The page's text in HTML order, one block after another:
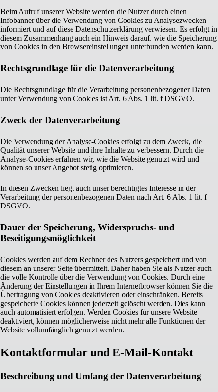
Beim Aufruf unserer Website werden die Nutzer durch einen
Infobanner über die Verwendung von Cookies zu Analysezwecken
informiert und auf diese Datenschutzerklärung verwiesen. Es erfolgt in
diesem Zusammenhang auch ein Hinweis darauf, wie die Speicherung
von Cookies in den Browsereinstellungen unterbunden werden kann.
Rechtsgrundlage für die Datenverarbeitung
Die Rechtsgrundlage für die Verarbeitung personenbezogener Daten
unter Verwendung von Cookies ist Art. 6 Abs. 1 lit. f DSGVO.
Zweck der Datenverarbeitung
Die Verwendung der Analyse-Cookies erfolgt zu dem Zweck, die
Qualität unserer Website und ihre Inhalte zu verbessern. Durch die
Analyse-Cookies erfahren wir, wie die Website genutzt wird und
können so unser Angebot stetig optimieren.
In diesen Zwecken liegt auch unser berechtigtes Interesse in der
Verarbeitung der personenbezogenen Daten nach Art. 6 Abs. 1 lit. f
DSGVO.
Dauer der Speicherung, Widerspruchs- und
Beseitigungsmöglichkeit
Cookies werden auf dem Rechner des Nutzers gespeichert und von
diesem an unserer Seite übermittelt. Daher haben Sie als Nutzer auch
die volle Kontrolle über die Verwendung von Cookies. Durch eine
Änderung der Einstellungen in Ihrem Internetbrowser können Sie die
Übertragung von Cookies deaktivieren oder einschränken. Bereits
gespeicherte Cookies können jederzeit gelöscht werden. Dies kann
auch automatisiert erfolgen. Werden Cookies für unsere Website
deaktiviert, können möglicherweise nicht mehr alle Funktionen der
Website vollumfänglich genutzt werden.
Kontaktformular und E-Mail-Kontakt
Beschreibung und Umfang der Datenverarbeitung